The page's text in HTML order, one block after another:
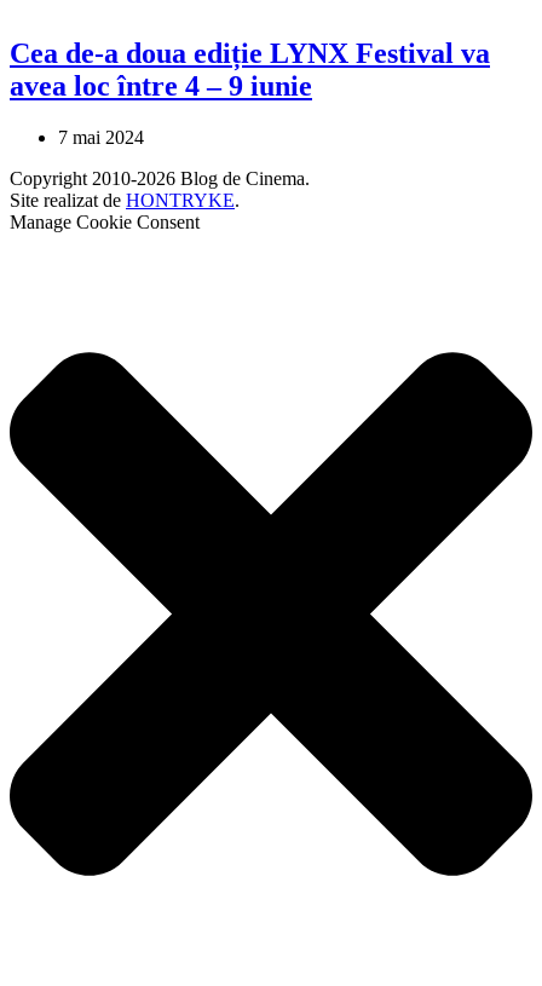
Cea de-a doua ediție LYNX Festival va
avea loc între 4 – 9 iunie
7 mai 2024
Copyright 2010-2026 Blog de Cinema.
Site realizat de HONTRYKE.
Manage Cookie Consent